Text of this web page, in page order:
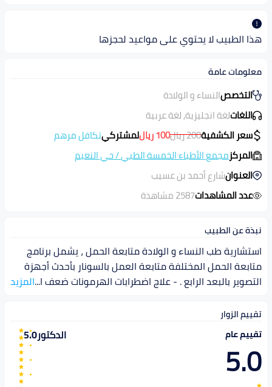
هذا الطبيب لا يحتوي على مواعيد لحجزها
معلومات عامة
التخصصالنساء و الولادة
اللغاتلغة انجليزية, لغة عربية
سعر الكشفية200ريال100رياللمشتركيتكافل مرهم
المركزمجمع الأطباء الخمسة الطبي/حي النعيم
العنوانشارع أحمد بن عسيب
عدد المشاهدات2587 مشاهدة
نبذة عن الطبيب
استشارية طب النساء و الولادة متابعة الحمل ، يشمل برنامج
متابعة الحمل المختلفة متابعة العمل بالسونار بأحدث أجهزة
التصوير بالبعد الرابع . - علاج اضطرابات الهرمونات ضعف ا...المزيد
تقييم الزوار
تقييم عام
5.0
الدكتور5.0